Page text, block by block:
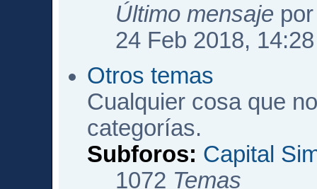
Último mensaje
24 Feb 2018, 14:28
Otros temas
Cualquier cosa que
categorías.
Subforos: Capital
1072 Temas